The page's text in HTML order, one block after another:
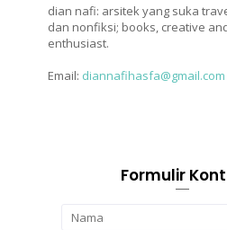
dian nafi: arsitek yang suka
dan nonfiksi; books, creative
enthusiast.
Email: diannafihasfa@gmail.com
Formulir